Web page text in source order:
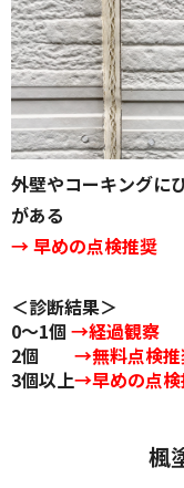
外壁やコーキングに
がある
→ 早めの点検推奨
＜診断結果＞
0～1個 →経過観察
2個 →無料点検
3個以上→早めの点検
楓